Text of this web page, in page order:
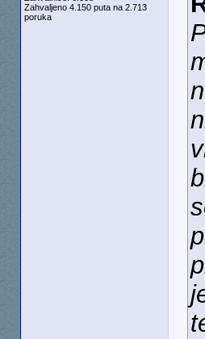
Zahvaljeno 4.150 puta na 2.713
poruka